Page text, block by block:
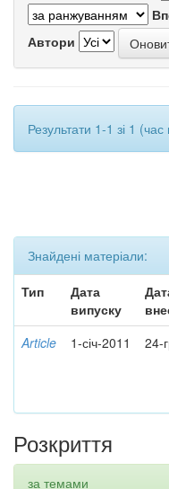
Автори
Результати 1-1 зі 1
Знайдені матеріали:
Тип
Дата
випуску
Article 1-січ-2011 24-
Розкриття
за темами